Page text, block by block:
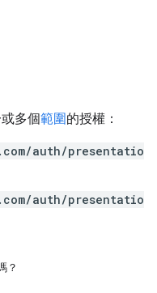
多個範圍的授權：
auth/presentatio
auth/presentatio
？